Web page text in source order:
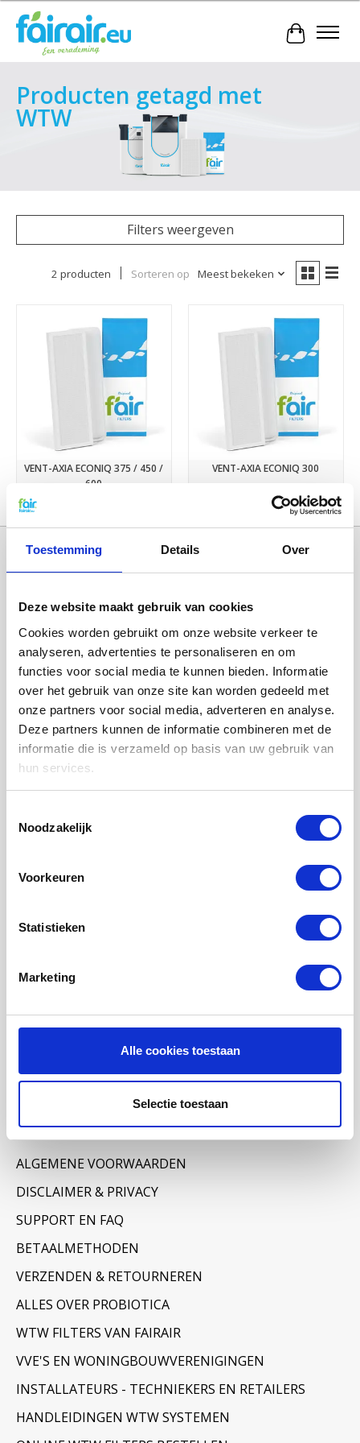
Toestemming Details Over
Deze website maakt gebruik van cookies
Cookies worden gebruikt om onze website verkeer te
analyseren, advertenties te personaliseren en om
functies voor social media te kunnen bieden. Informatie
over het gebruik van onze site kan worden gedeeld met
onze partners voor social media, adverteren en analyse.
Deze partners kunnen de informatie combineren met de
informatie die is verzameld op basis van uw gebruik van
hun services.
Noodzakelijk
Voorkeuren
Statistieken
Marketing
Alle cookies toestaan
Selectie toestaan
Producten getagd met
WTW
Filters weergeven
2 producten Sorteren op Meest bekeken
VENT-AXIA ECONIQ 375 / 450 /
600
VENT-AXIA ECONIQ 300
€28,50
Categorieën
WTW FILTERS
LUCHTVERWARMING FILTERS
KEGELFILTERS - CONISCHE FILTERS
INFORMATIE OVER WTW VENTILATIE
Registreren
Mijn tickets
OVER ONS
ALGEMENE VOORWAARDEN
DISCLAIMER & PRIVACY
SUPPORT EN FAQ
BETAALMETHODEN
VERZENDEN & RETOURNEREN
ALLES OVER PROBIOTICA
WTW FILTERS VAN FAIRAIR
VVE'S EN WONINGBOUWVERENIGINGEN
INSTALLATEURS - TECHNIEKERS EN RETAILERS
HANDLEIDINGEN WTW SYSTEMEN